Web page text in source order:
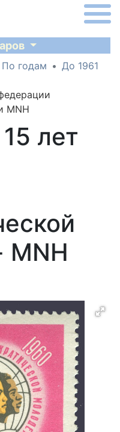
По годам
До 1961
MNH
лет